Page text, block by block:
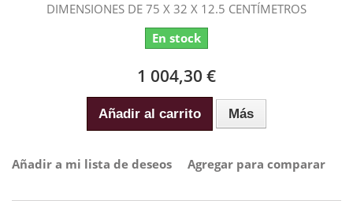
DIMENSIONES DE 75 X 32 X 12.5 CENTÍMETROS
En stock
1 004,30 €
Añadir al carrito Más
Añadir a mi lista de deseos Agregar para comparar